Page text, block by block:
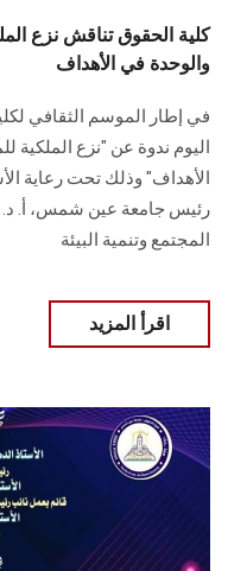
كلية الحقوق تناقش نزع
والوحدة في الأهداف
في إطار الموسم الثقافي
اليوم ندوة عن "نزع الملكية
الأهداف" وذلك تحت رعاية
رئيس جامعة عين شمس، أ. د.
المجتمع وتنمية البيئة
اقرأ المزيد